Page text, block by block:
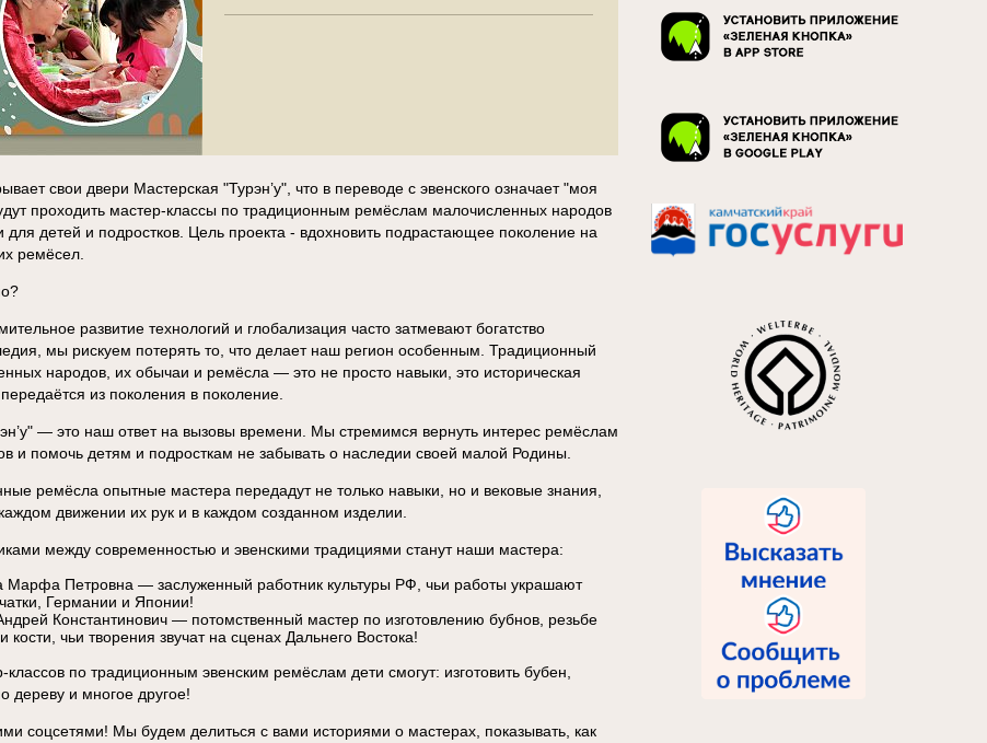
свои двери Мастерская "Турэн’у", что в переводе с эвенского означает "моя
проходить мастер-классы по традиционным ремёслам малочисленных народов
для детей и подростков. Цель проекта - вдохновить подрастающее поколение на
ремёсел.
развитие технологий и глобализация часто затмевают богатство
мы рискуем потерять то, что делает наш регион особенным. Традиционный
народов, их обычаи и ремёсла — это не просто навыки, это историческая
из поколения в поколение.
— это наш ответ на вызовы времени. Мы стремимся вернуть интерес ремёслам
и помочь детям и подросткам не забывать о наследии своей малой Родины.
ремёсла опытные мастера передадут не только навыки, но и вековые знания,
движении их рук и в каждом созданном изделии.
между современностью и эвенскими традициями станут наши мастера:
Марфа Петровна — заслуженный работник культуры РФ, чьи работы украшают
Германии и Японии!
Константинович — потомственный мастер по изготовлению бубнов, резьбе
кости, чьи творения звучат на сценах Дальнего Востока!
по традиционным эвенским ремёслам дети смогут: изготовить бубен,
дереву и многое другое!
соцсетями! Мы будем делиться с вами историями о мастерах, показывать, как